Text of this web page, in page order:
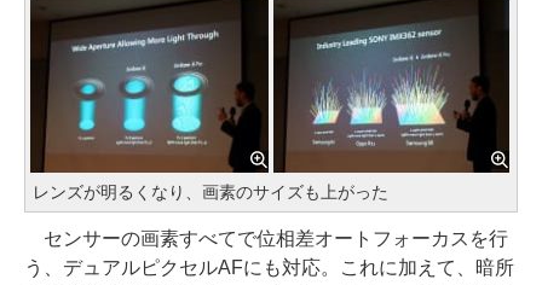
レンズが明るくなり、画素のサイズも上がった
センサーの画素すべてで位相差オートフォーカスを行
う、デュアルピクセルAFにも対応。これに加えて、暗所